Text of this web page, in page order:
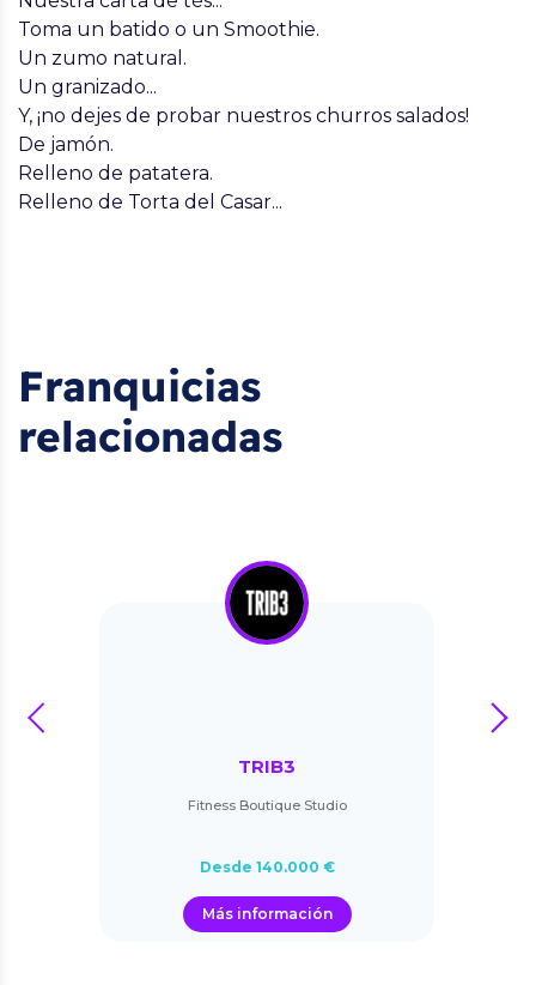
Toma un batido o un Smoothie.
Un zumo natural.
Un granizado...
Y, ¡no dejes de probar nuestros churros salados!
De jamón.
Relleno de patatera.
Relleno de Torta del Casar...
Franquicias
relacionadas
TRIB3
Fitness Boutique Studio
Desde 140.000 €
Más información
prev next